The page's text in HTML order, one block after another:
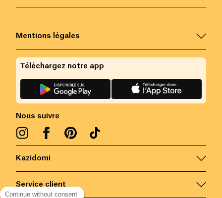
Kazidomi
Service client
Mentions légales
Nous suivre
Téléchargez notre app
Continue without consent